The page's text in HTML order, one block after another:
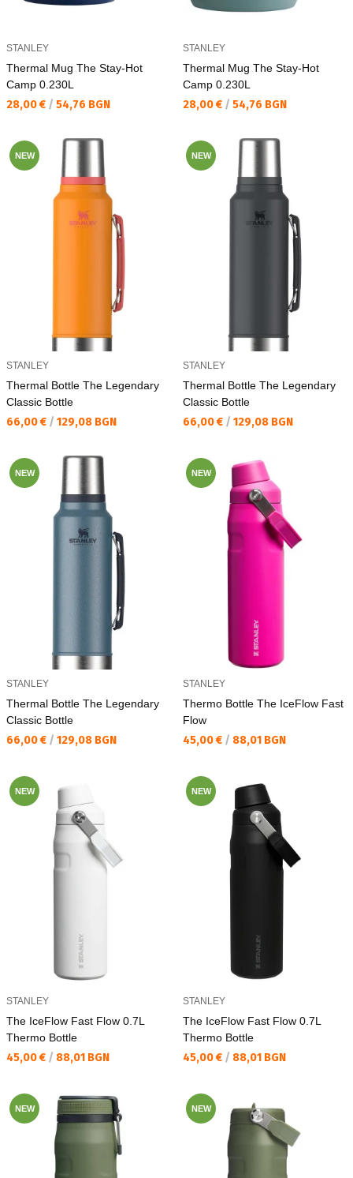
STANLEY
Thermal Mug The Stay-Hot
Camp 0.230L
Текуща цена:
28,00 € / 54,76 BGN
STANLEY
Thermal Mug The Stay-Hot
Camp 0.230L
Текуща цена:
28,00 € / 54,76 BGN
NEW
STANLEY
Thermal Bottle The Legendary
Classic Bottle
Текуща цена:
66,00 € / 129,08 BGN
NEW
STANLEY
Thermal Bottle The Legendary
Classic Bottle
Текуща цена:
66,00 € / 129,08 BGN
NEW
STANLEY
Thermal Bottle The Legendary
Classic Bottle
Текуща цена:
66,00 € / 129,08 BGN
NEW
STANLEY
Thermo Bottle The IceFlow Fast
Flow
Текуща цена:
45,00 € / 88,01 BGN
NEW
STANLEY
The IceFlow Fast Flow 0.7L
Thermo Bottle
Текуща цена:
45,00 € / 88,01 BGN
NEW
STANLEY
The IceFlow Fast Flow 0.7L
Thermo Bottle
Текуща цена:
45,00 € / 88,01 BGN
NEW NEW